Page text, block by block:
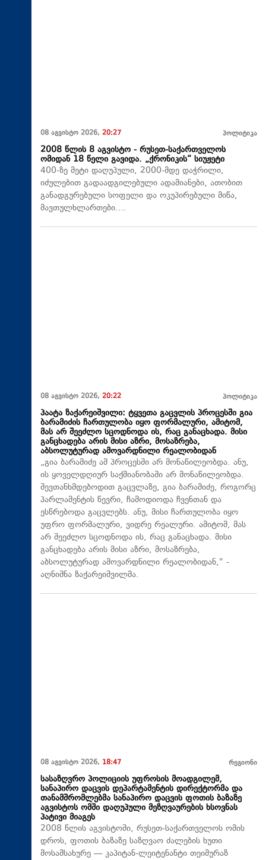
08 აგვისტო 2026, 20:27 პოლიტიკა
2008 წლის 8 აგვისტო - რუსეთ-საქართველოს
ომიდან 18 წელი გავიდა. „ქრონიკის“ სიუჟეტი
400-ზე მეტი დაღუპული, 2000-მდე დაჭრილი,
იძულებით გადაადგილებული ადამიანები, ათობით
განადგურებული სოფელი და ოკუპირებული მიწა,
მავთულხლართები….
08 აგვისტო 2026, 20:22 პოლიტიკა
პაატა ზაქარეიშვილი: ტყვეთა გაცვლის პროცესში გია
ბარამიძის ჩართულობა იყო ფორმალური, ამიტომ,
მას არ შეეძლო სცოდნოდა ის, რაც განაცხადა. მისი
განცხადება არის მისი აზრი, მოსაზრება,
აბსოლუტურად ამოვარდნილი რეალობიდან
„გია ბარამიძე ამ პროცესში არ მონაწილეობდა. ანუ,
ის ყოველდღიურ საქმიანობაში არ მონაწილეობდა.
შევთანხმდებოდით გაცვლაზე, გია ბარამიძე, როგორც
პარლამენტის წევრი, ჩამოდიოდა ჩვენთან და
ესწრებოდა გაცვლებს. ანუ, მისი ჩართულობა იყო
უფრო ფორმალური, ვიდრე რეალური. ამიტომ, მას
არ შეეძლო სცოდნოდა ის, რაც განაცხადა. მისი
განცხადება არის მისი აზრი, მოსაზრება,
აბსოლუტურად ამოვარდნილი რეალობიდან," -
აღნიშნა ზაქარეიშვილმა.
08 აგვისტო 2026, 18:47 რეგიონი
სასაზღვრო პოლიციის უფროსის მოადგილემ,
სანაპირო დაცვის დეპარტამენტის დირექტორმა და
თანამშრომლებმა სანაპირო დაცვის ფოთის ბაზაზე
აგვისტოს ომში დაღუპული მეზღვაურების ხსოვნას
პატივი მიაგეს
2008 წლის აგვისტოში, რუსეთ-საქართველოს ომის
დროს, ფოთის ბაზაზე საზღვაო ძალების ხუთი
მოსამსახურე — კაპიტან-ლეიტენანტი თეიმურაზ